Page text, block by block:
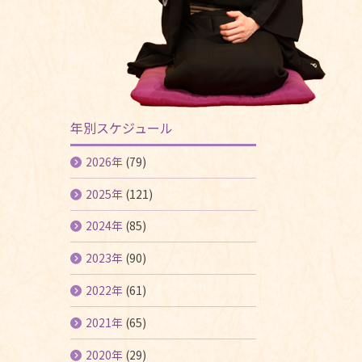
年別スケジュール
2026年(79)
2025年(121)
2024年(85)
2023年(90)
2022年(61)
2021年(65)
2020年(29)